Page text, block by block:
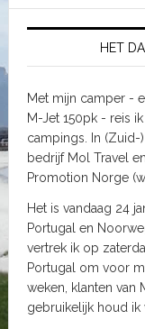
HET
Met mijn camper -
M-Jet 150pk - reis
campings. In (Zuid-
bedrijf Mol Travel
Promotion Norge
Het is vandaag 24
Portugal en
vertrek ik op
Portugal om voor
weken, klanten van
gebruikelijk houd ik